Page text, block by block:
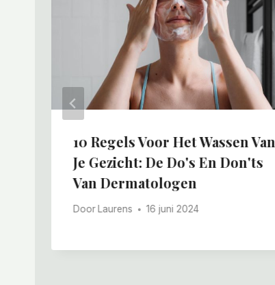
10 Regels Voor Het Wassen Van
Je Gezicht: De Do's En Don'ts
Van Dermatologen
Door Laurens 16 juni 2024